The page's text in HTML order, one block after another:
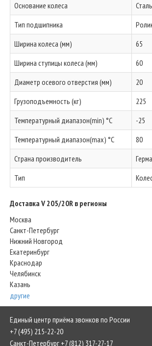
Основание колеса
Сталь
Тип подшипника
Ширина колеса (мм)
65
Ширина ступицы колеса (мм)
60
Диаметр осевого отверстия (мм)
20
Грузоподъемность (кг)
225
Температурный диапазон(min) °C
-25
Температурный диапазон(max) °C
80
Страна производитель
Тип
Доставка V 205/20R в регионы
Москва
Санкт-Петербург
Нижний Новгород
Екатеринбург
Краснодар
Челябинск
Казань
другие
Единый центр приёма звонков по России
+7 (495) 215-22-20
Санкт-Петербург +7 (812) 317-27-17